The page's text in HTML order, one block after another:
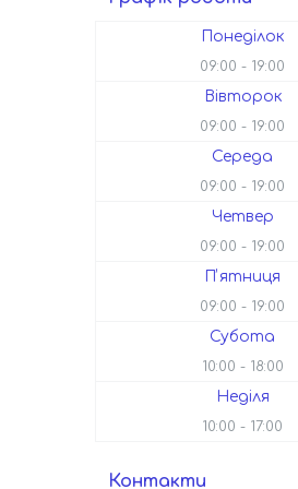
Понеділок
09:00 19:00
Вівторок
09:00 19:00
Середа
09:00 19:00
Четвер
09:00 19:00
Пʼятниця
09:00 19:00
Субота
10:00 18:00
Неділя
10:00 17:00
Контакти